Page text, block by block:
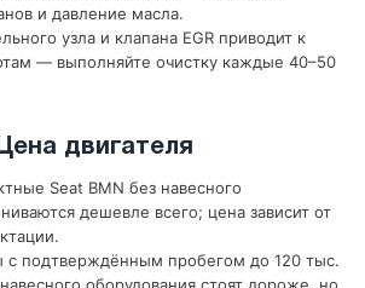
и давление масла.
узла и клапана EGR приводит к
— выполняйте очистку каждые 40–50
Цена двигателя
Seat BMN без навесного
дешевле всего; цена зависит от
с подтверждённым пробегом до 120 тыс.